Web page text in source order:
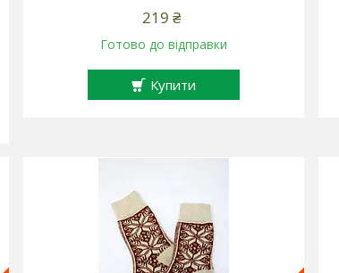
219 ₴
Готово до відправки
Купити